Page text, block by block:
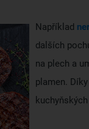
Například
dalších
na plech a
plamen.